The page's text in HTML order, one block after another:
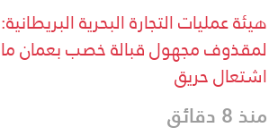
هيئة عمليات التجارة البحرية
لمقذوف مجهول قبالة خصب بعمان
اشتعال حريق
منذ 8 دقائق